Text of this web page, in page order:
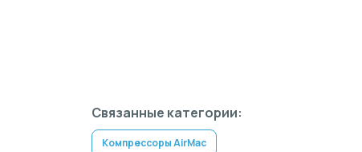
Связанные категории:
Компрессоры AirMac